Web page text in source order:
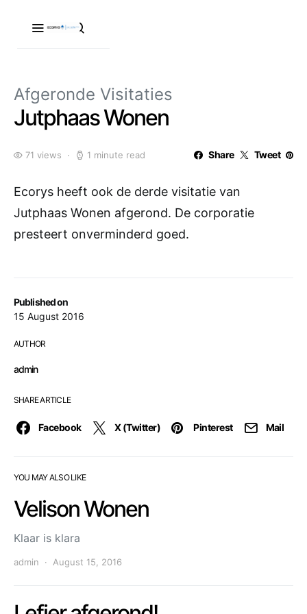
Afgeronde Visitaties
Jutphaas Wonen
71 views 1 minute read Share Tweet
Published on
15 August 2016
AUTHOR
admin
SHARE ARTICLE
Facebook X (Twitter) Pinterest Mail
Ecorys heeft ook de derde visitatie van
Jutphaas Wonen afgerond. De corporatie
presteert onverminderd goed.
YOU MAY ALSO LIKE
Velison Wonen
Klaar is klara
admin August 15, 2016